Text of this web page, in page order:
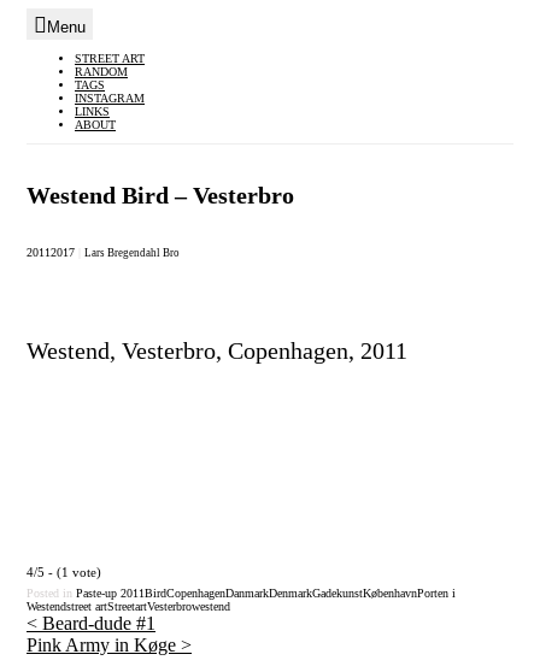
Skip
content
Menu
STREET ART
RANDOM
TAGS
INSTAGRAM
LINKS
ABOUT
Westend Bird – Vesterbro
20112017 Lars Bregendahl Bro
Westend, Vesterbro, Copenhagen, 2011
4/5 - (1 vote)
Posted in Paste-up 2011BirdCopenhagenDanmarkDenmarkGadekunstKøbenhavnPorten i
Westendstreet artStreetartVesterbrowestend
Post
< Beard-dude #1
Pink Army in Køge >